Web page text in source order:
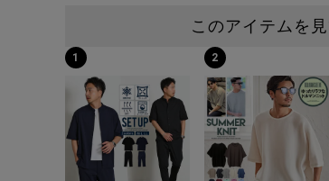
このアイテムを
1 2